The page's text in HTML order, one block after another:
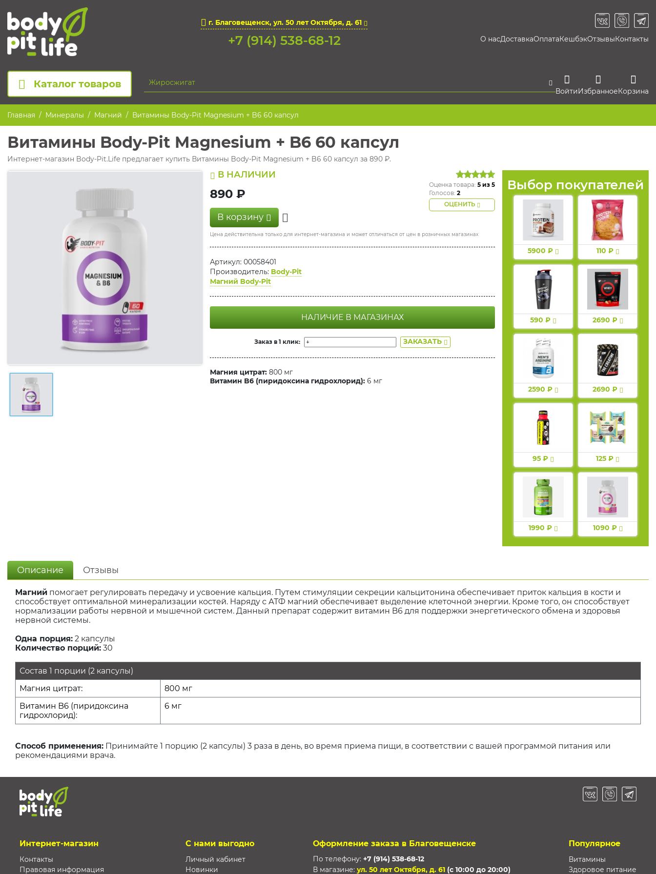
г. Благовещенск, ул. 50 лет Октября, д. 61
+7 (914) 538-68-12 О насДоставкаОплатаКешбэкОтзывыКонтакты
Каталог товаров
ВойтиИзбранноеКорзина
Главная Минералы Магний Витамины Body-Pit Magnesium + B6 60 капсул
Витамины Body-Pit Magnesium + B6 60 капсул
Интернет-магазин Body-Pit.Life предлагает купить Витамины Body-Pit Magnesium + B6 60 капсул за 890 ₽.
В НАЛИЧИИ
890 ₽
В корзину
Оценка товара: 5 из 5
Голосов: 2
ОЦЕНИТЬ
Цена действительна только для интернет-магазина и может отличаться от цен в розничных магазинах
Артикул: 00058401
Производитель: Body-Pit
Магний Body-Pit
НАЛИЧИЕ В МАГАЗИНАХ
Заказ в 1 клик: ЗАКАЗАТЬ
Магния цитрат: 800 мг
Витамин B6 (пиридоксина гидрохлорид): 6 мг
Выбор покупателей
5900 ₽ 110 ₽
590 ₽ 2690 ₽
2590 ₽ 2690 ₽
95 ₽ 125 ₽
1990 ₽ 1090 ₽
Описание Отзывы
Магний помогает регулировать передачу и усвоение кальция. Путем стимуляции секреции кальцитонина обеспечивает приток кальция в кости и
способствует оптимальной минерализации костей. Наряду с АТФ магний обеспечивает выделение клеточной энергии. Кроме того, он способствует
нормализации работы нервной и мышечной систем. Данный препарат содержит витамин B6 для поддержки энергетического обмена и здоровья
нервной системы.
Одна порция: 2 капсулы
Количество порций: 30
Состав 1 порции (2 капсулы)
Магния цитрат:
800 мг
Витамин B6 (пиридоксина
гидрохлорид):
6 мг
Способ применения: Принимайте 1 порцию (2 капсулы) 3 раза в день, во время приема пищи, в соответствии с вашей программой питания или
рекомендациями врача.
Интернет-магазин
Контакты
Правовая информация
С нами выгодно
Личный кабинет
Новинки
Оформление заказа в Благовещенске
По телефону: +7 (914) 538-68-12
В магазине: ул. 50 лет Октября, д. 61 (с 10:00 до 20:00)
Популярное
Витамины
Здоровое питание